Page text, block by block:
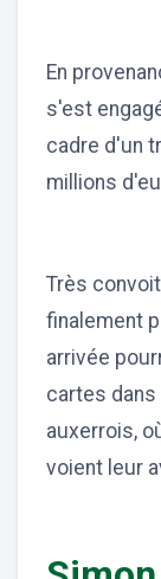
En
s'est
cadre d'un
millions
Très
finalement
arrivée
cartes dans
auxerrois,
voient leur